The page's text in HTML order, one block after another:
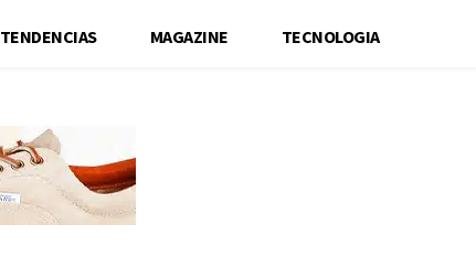
TENDENCIAS MAGAZINE TECNOLOGIA